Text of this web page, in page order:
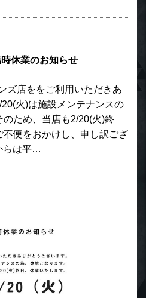
時休業のお知らせ
ズ店ををご利用いただきあ
火)は施設メンテナンスの
ため、当店も2/20(火)終
不便をおかけし、申し訳ござ
らは平…